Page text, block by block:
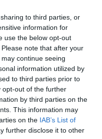
to third parties, or
information for
use the below opt-out
note that after your
continue seeing
information utilized by
to third parties prior to
opt-out of the further
by third parties on the
This information may
on the IAB’s List of
further disclose it to other
η προετοιμασία για
τον ΠΑΟΚ στο ΟΑΚΑ. Το
και ο Εμμάνουελ
συνέχισε ο
Το πρόγραμμα
κατοχής και